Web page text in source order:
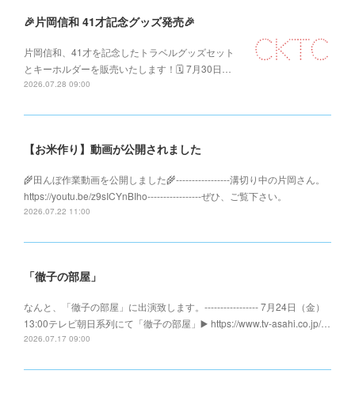
🎉片岡信和 41才記念グッズ発売🎉
片岡信和、41才を記念したトラベルグッズセット
とキーホルダーを販売いたします！🗓️ 7月30日…
2026.07.28 09:00
【お米作り】動画が公開されました
🌾田んぼ作業動画を公開しました🌾-----------------溝切り中の片岡さん。
https://youtu.be/z9sICYnBIho-----------------ぜひ、ご覧下さい。
2026.07.22 11:00
「徹子の部屋」
なんと、「徹子の部屋」に出演致します。----------------- 7月24日（金）
13:00テレビ朝日系列にて「徹子の部屋」▶️ https://www.tv-asahi.co.jp/…
2026.07.17 09:00